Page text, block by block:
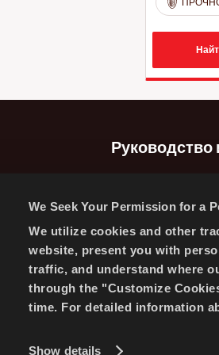
We Seek Your Permission for a
We utilize cookies and other
website, present you with
traffic, and understand where
through the "Customize
time. For detailed information
Show details
Руководство
Видео
A PRODUCT OF BRISA